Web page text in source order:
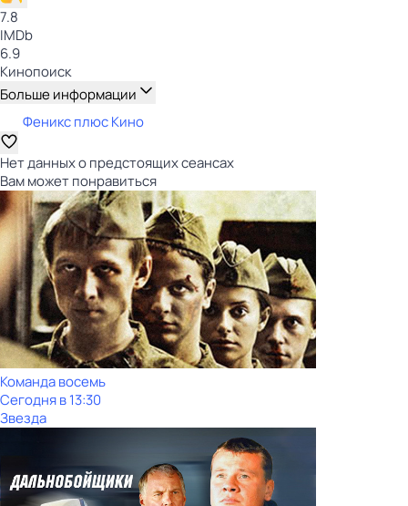
7.8
IMDb
6.9
Кинопоиск
Больше информации
Феникс плюс Кино
Нет данных о предстоящих сеансах
Вам может понравиться
Команда восемь
Сегодня в 13:30
Звезда